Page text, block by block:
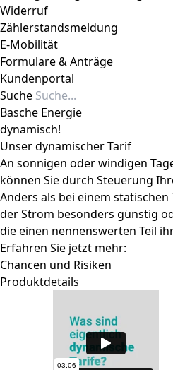
Widerruf
Zählerstandsmeldung
E-Mobilität
Formulare & Anträge
Kundenportal
Suche
Basche Energie
dynamisch!
Unser dynamischer Tarif
An sonnigen oder windigen
können Sie durch Steuerung
Anders als bei einem
der Strom besonders günstig
die einen nennenswerten Teil
Erfahren Sie jetzt mehr:
Chancen und Risiken
Produktdetails